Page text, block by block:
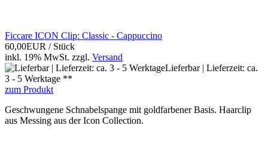
Ficcare ICON Clip: Classic - Cappuccino
60,00EUR / Stück
inkl. 19% MwSt. zzgl. Versand
Lieferbar | Lieferzeit: ca.
3 - 5 Werktage **
zum Produkt
Geschwungene Schnabelspange mit goldfarbener Basis. Haarclip
aus Messing aus der Icon Collection.